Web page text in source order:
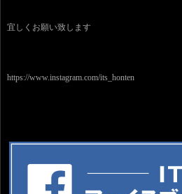
宜しくお願い致します
https://www.instagram.com/its_honten